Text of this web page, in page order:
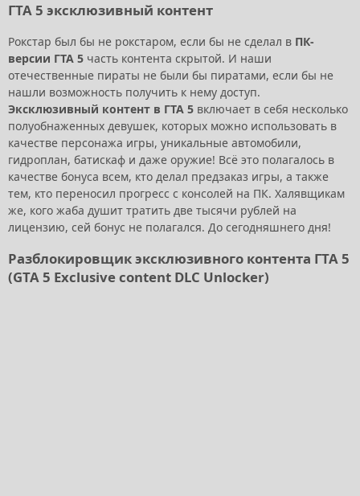
ГТА 5 эксклюзивный контент
Рокстар был бы не рокстаром, если бы не сделал в ПК-
версии ГТА 5 часть контента скрытой. И наши
отечественные пираты не были бы пиратами, если бы не
нашли возможность получить к нему доступ.
Эксклюзивный контент в ГТА 5 включает в себя несколько
полуобнаженных девушек, которых можно использовать в
качестве персонажа игры, уникальные автомобили,
гидроплан, батискаф и даже оружие! Всё это полагалось в
качестве бонуса всем, кто делал предзаказ игры, а также
тем, кто переносил прогресс с консолей на ПК. Халявщикам
же, кого жаба душит тратить две тысячи рублей на
лицензию, сей бонус не полагался. До сегодняшнего дня!
Разблокировщик эксклюзивного контента ГТА 5
(GTA 5 Exclusive content DLC Unlocker)